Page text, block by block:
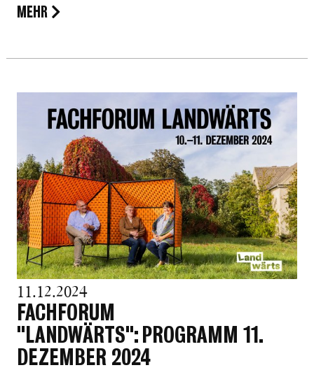
MEHR
11.12.2024
FACHFORUM
"LANDWÄRTS": PROGRAMM 11.
DEZEMBER 2024